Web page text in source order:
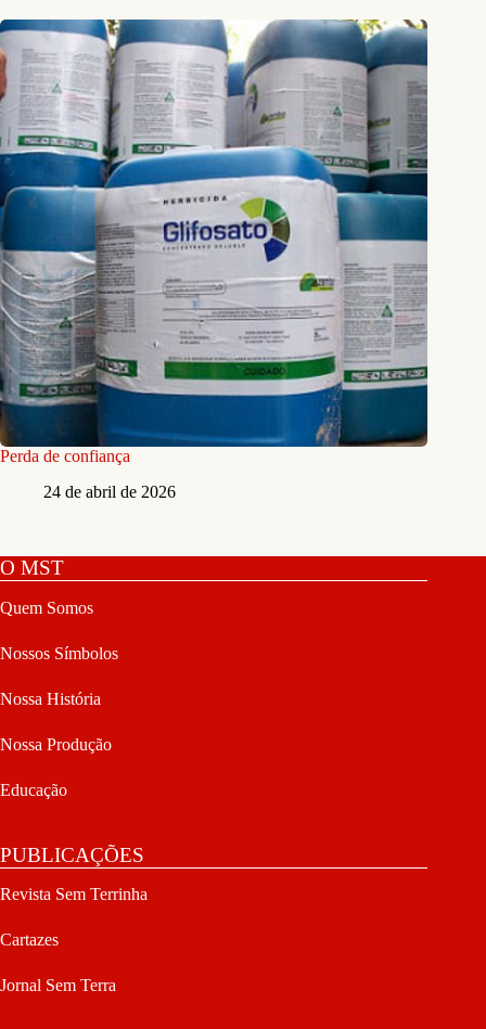
Perda de confiança
24 de abril de 2026
O MST
Quem Somos
Nossos Símbolos
Nossa História
Nossa Produção
Educação
PUBLICAÇÕES
Revista Sem Terrinha
Cartazes
Jornal Sem Terra